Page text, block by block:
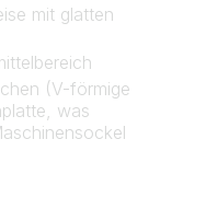
mit glatten
(V-förmige
was